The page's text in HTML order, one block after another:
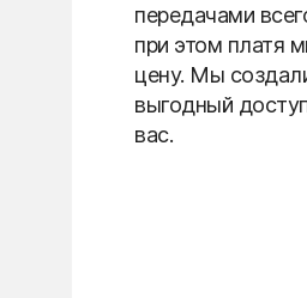
передачами
при этом платя
цену. Мы
выгодный
вас.